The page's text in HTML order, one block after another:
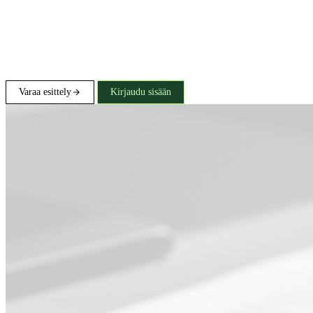
Varaa esittely Kirjaudu sisään